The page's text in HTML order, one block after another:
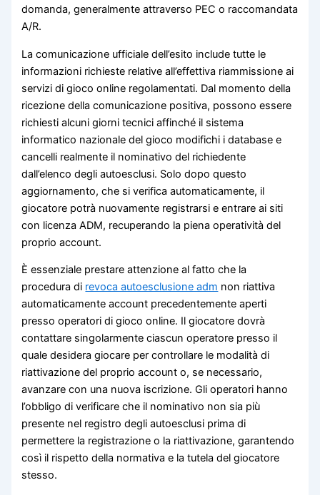
domanda, generalmente attraverso PEC o raccomandata
A/R.
La comunicazione ufficiale dell’esito include tutte le
informazioni richieste relative all’effettiva riammissione ai
servizi di gioco online regolamentati. Dal momento della
ricezione della comunicazione positiva, possono essere
richiesti alcuni giorni tecnici affinché il sistema
informatico nazionale del gioco modifichi i database e
cancelli realmente il nominativo del richiedente
dall’elenco degli autoesclusi. Solo dopo questo
aggiornamento, che si verifica automaticamente, il
giocatore potrà nuovamente registrarsi e entrare ai siti
con licenza ADM, recuperando la piena operatività del
proprio account.
È essenziale prestare attenzione al fatto che la
procedura di revoca autoesclusione adm non riattiva
automaticamente account precedentemente aperti
presso operatori di gioco online. Il giocatore dovrà
contattare singolarmente ciascun operatore presso il
quale desidera giocare per controllare le modalità di
riattivazione del proprio account o, se necessario,
avanzare con una nuova iscrizione. Gli operatori hanno
l’obbligo di verificare che il nominativo non sia più
presente nel registro degli autoesclusi prima di
permettere la registrazione o la riattivazione, garantendo
così il rispetto della normativa e la tutela del giocatore
stesso.